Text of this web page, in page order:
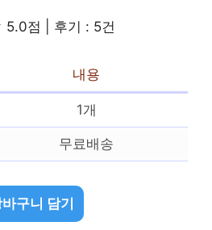
점 | 후기 : 5건
내용
1개
무료배송
구니 담기